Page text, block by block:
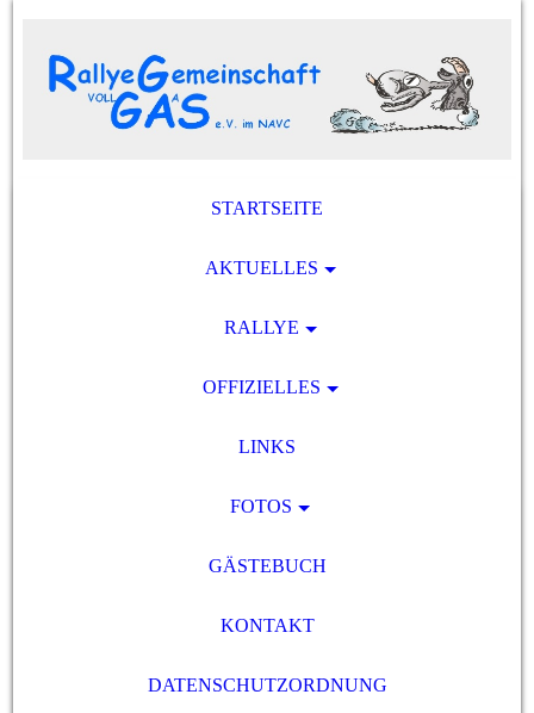
STARTSEITE
AKTUELLES
RALLYE
OFFIZIELLES
LINKS
FOTOS
GÄSTEBUCH
KONTAKT
DATENSCHUTZORDNUNG